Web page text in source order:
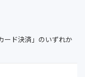
ード決済」のいずれか